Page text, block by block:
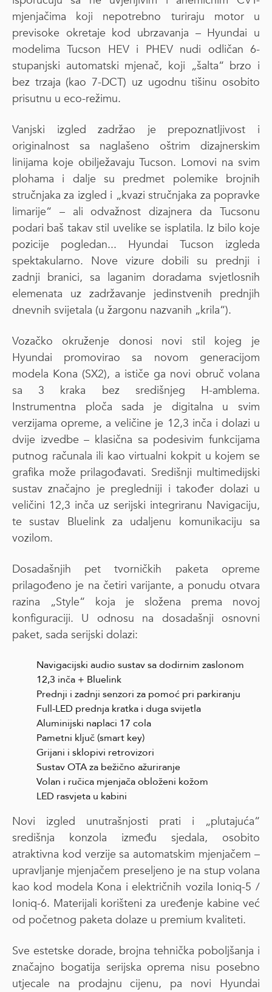
mjenjačima koji nepotrebno turiraju motor u
previsoke okretaje kod ubrzavanja – Hyundai u
modelima Tucson HEV i PHEV nudi odličan 6-
stupanjski automatski mjenač, koji „šalta“ brzo i
bez trzaja (kao 7-DCT) uz ugodnu tišinu osobito
prisutnu u eco-režimu.
Vanjski izgled zadržao je prepoznatljivost i
originalnost sa naglašeno oštrim dizajnerskim
linijama koje obilježavaju Tucson. Lomovi na svim
plohama i dalje su predmet polemike brojnih
stručnjaka za izgled i „kvazi stručnjaka za popravke
limarije“ – ali odvažnost dizajnera da Tucsonu
podari baš takav stil uvelike se isplatila. Iz bilo koje
pozicije pogledan... Hyundai Tucson izgleda
spektakularno. Nove vizure dobili su prednji i
zadnji branici, sa laganim doradama svjetlosnih
elemenata uz zadržavanje jedinstvenih prednjih
dnevnih svijetala (u žargonu nazvanih „krila“).
Vozačko okruženje donosi novi stil kojeg je
Hyundai promovirao sa novom generacijom
modela Kona (SX2), a ističe ga novi obruč volana
sa 3 kraka bez središnjeg H-amblema.
Instrumentna ploča sada je digitalna u svim
verzijama opreme, a veličine je 12,3 inča i dolazi u
dvije izvedbe – klasična sa podesivim funkcijama
putnog računala ili kao virtualni kokpit u kojem se
grafika može prilagođavati. Središnji multimedijski
sustav značajno je pregledniji i također dolazi u
veličini 12,3 inča uz serijski integriranu Navigaciju,
te sustav Bluelink za udaljenu komunikaciju sa
vozilom.
Dosadašnjih pet tvorničkih paketa opreme
prilagođeno je na četiri varijante, a ponudu otvara
razina „Style“ koja je složena prema novoj
konfiguraciji. U odnosu na dosadašnji osnovni
paket, sada serijski dolazi:
Navigacijski audio sustav sa dodirnim zaslonom
12,3 inča + Bluelink
Prednji i zadnji senzori za pomoć pri parkiranju
Full-LED prednja kratka i duga svijetla
Aluminijski naplaci 17 cola
Pametni ključ (smart key)
Grijani i sklopivi retrovizori
Sustav OTA za bežično ažuriranje
Volan i ručica mjenjača obloženi kožom
LED rasvjeta u kabini
Novi izgled unutrašnjosti prati i „plutajuća“
središnja konzola između sjedala, osobito
atraktivna kod verzije sa automatskim mjenjačem –
upravljanje mjenjačem preseljeno je na stup volana
kao kod modela Kona i električnih vozila Ioniq-5 /
Ioniq-6. Materijali korišteni za uređenje kabine već
od početnog paketa dolaze u premium kvaliteti.
Sve estetske dorade, brojna tehnička poboljšanja i
značajno bogatija serijska oprema nisu posebno
utjecale na prodajnu cijenu, pa novi Hyundai